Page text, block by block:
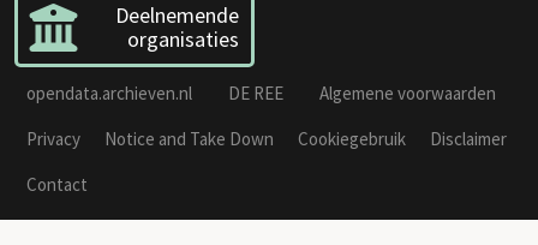
Deelnemende
organisaties
opendata.archieven.nl DE REE
Algemene voorwaarden
Privacy
Notice and Take Down Cookiegebruik
Disclaimer
Contact